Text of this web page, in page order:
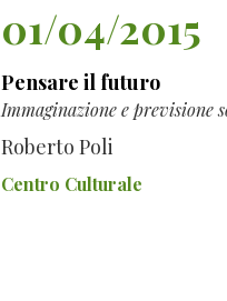
01/04/2015
Pensare il futuro
Immaginazione e previsione
Roberto Poli
Centro Culturale